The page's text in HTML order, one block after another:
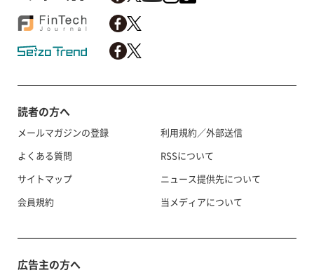
読者の方へ
メールマガジンの登録
よくある質問
サイトマップ
会員規約
利用規約／外部送信
RSSについて
ニュース提供先について
当メディアについて
広告主の方へ